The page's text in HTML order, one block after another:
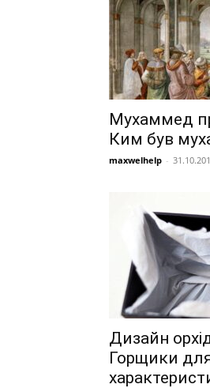
Мухаммед
Ким був
maxwelhelp -
Дизайн
Горщики